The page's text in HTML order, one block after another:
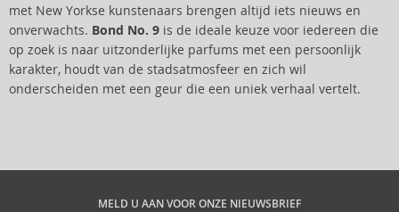
met New Yorkse kunstenaars brengen altijd iets nieuws en
onverwachts. Bond No. 9 is de ideale keuze voor iedereen die
op zoek is naar uitzonderlijke parfums met een persoonlijk
karakter, houdt van de stadsatmosfeer en zich wil
onderscheiden met een geur die een uniek verhaal vertelt.
MELD U AAN VOOR ONZE NIEUWSBRIEF